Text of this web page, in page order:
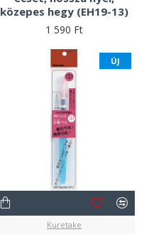
közepes hegy (EH19-13)
1 590 Ft
ÚJ
Kuretake